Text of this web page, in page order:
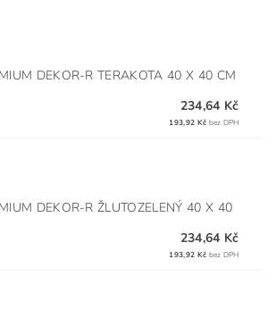
DEKOR-R TERAKOTA 40 X 40 CM
234,64 Kč
193,92 Kč bez DPH
DEKOR-R ŽLUTOZELENÝ 40 X 40
234,64 Kč
193,92 Kč bez DPH